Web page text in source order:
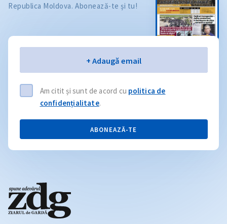
Republica Moldova. Abonează-te și tu!
+ Adaugă email
Am citit și sunt de acord cu politica de
confidențialitate.
ABONEAZĂ-TE